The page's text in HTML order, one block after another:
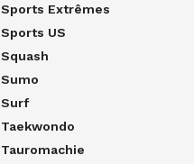
Sports Extrêmes
Sports US
Squash
Sumo
Surf
Taekwondo
Tauromachie